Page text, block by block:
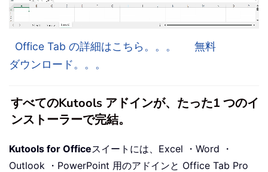
Office Tab の詳細はこちら。。。
無料
ダウンロード。。。
すべてのKutools アドインが、たった1 つのイ
ンストーラーで完結。
Kutools for Officeスイートには、Excel ・Word ・
Outlook ・PowerPoint 用のアドインと Office Tab Pro